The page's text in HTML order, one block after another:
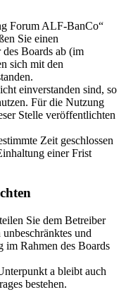
Forum ALF-BanCo“
Sie einen
Boards ab (im
sich mit den
einverstanden sind, so
Für die Nutzung
Stelle veröffentlichten
Zeit geschlossen
einer Frist
Sie dem Betreiber
und
im Rahmen des Boards
a bleibt auch
bestehen.